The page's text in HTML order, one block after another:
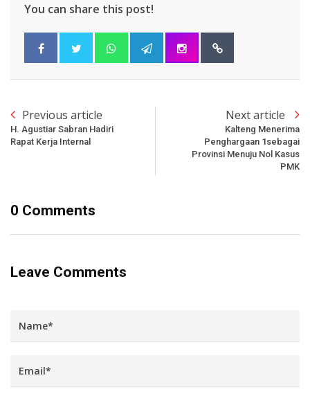
You can share this post!
Previous article
H. Agustiar Sabran Hadiri
Rapat Kerja Internal
Next article
Kalteng Menerima
Penghargaan 1sebagai
Provinsi Menuju Nol Kasus
PMK
0 Comments
Leave Comments